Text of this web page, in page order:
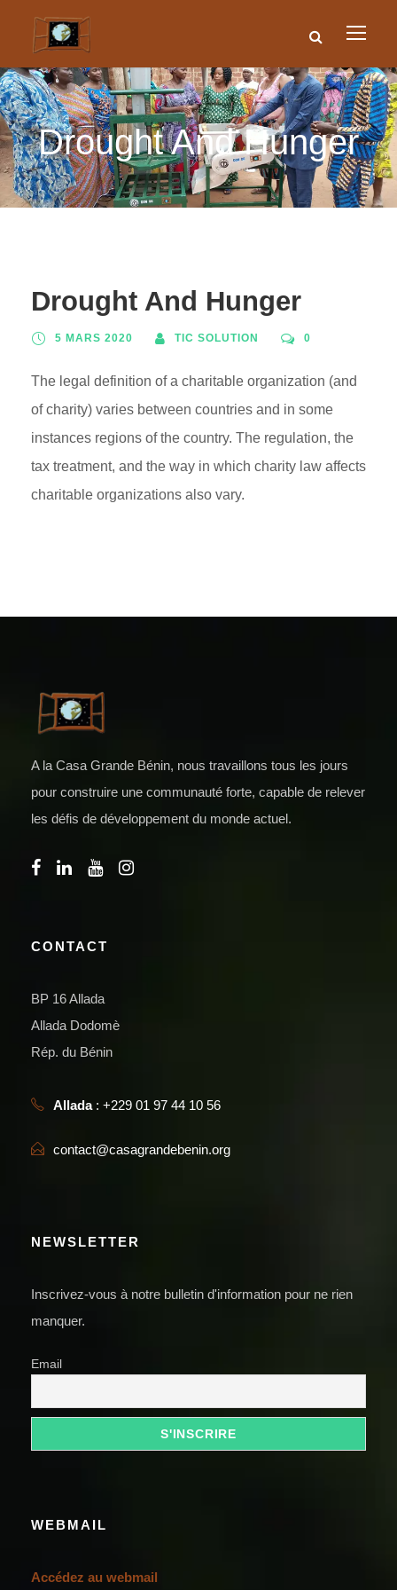
Drought And Hunger
Drought And Hunger
5 MARS 2020 TIC SOLUTION 0
The legal definition of a charitable organization (and
of charity) varies between countries and in some
instances regions of the country. The regulation, the
tax treatment, and the way in which charity law affects
charitable organizations also vary.
A la Casa Grande Bénin, nous travaillons tous les jours
pour construire une communauté forte, capable de relever
les défis de développement du monde actuel.
CONTACT
BP 16 Allada
Allada Dodomè
Rép. du Bénin
Allada: +229 01 97 44 10 56
contact@casagrandebenin.org
NEWSLETTER
Inscrivez-vous à notre bulletin d'information pour ne rien
manquer.
Email
WEBMAIL
Accédez au webmail